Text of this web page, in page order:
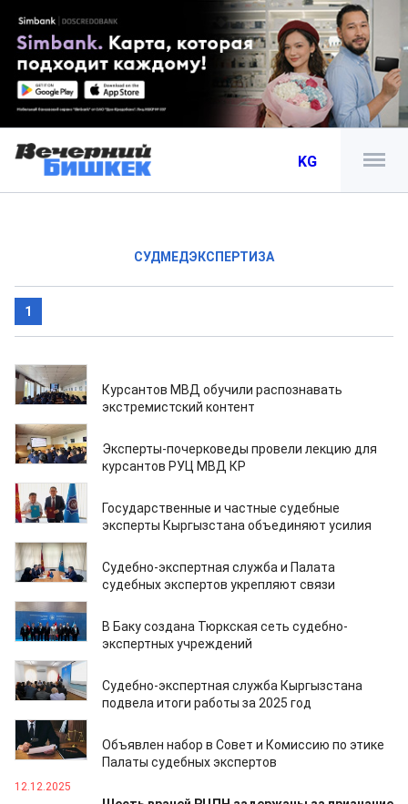
KG
СУДМЕДЭКСПЕРТИЗА
1
30.07.2026
Курсантов МВД обучили распознавать
экстремистский контент
29.06.2026
Эксперты-почерковеды провели лекцию для
курсантов РУЦ МВД КР
04.06.2026
Государственные и частные судебные
эксперты Кыргызстана объединяют усилия
24.04.2026
Судебно-экспертная служба и Палата
судебных экспертов укрепляют связи
06.04.2026
В Баку создана Тюркская сеть судебно-
экспертных учреждений
28.01.2026
Судебно-экспертная служба Кыргызстана
подвела итоги работы за 2025 год
28.01.2026
Объявлен набор в Совет и Комиссию по этике
Палаты судебных экспертов
12.12.2025